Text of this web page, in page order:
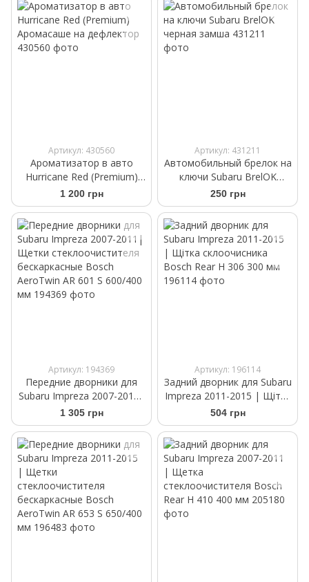
Артикул: 430560
Ароматизатор в авто
Hurricane Red (Premium)
Аромасаше на дефлектор
1 200 грн
Артикул: 431211
Автомобильный брелок на
ключи Subaru BrelOK
черная замша
250 грн
Артикул: 194369
Передние дворники для
Subaru Impreza 2007-2011|
Щетки стеклоочистителя
бескаркасные Bosch
AeroTwin AR 601 S 600/400
мм
1 305 грн
Артикул: 196114
Задний дворник для Subaru
Impreza 2011-2015 | Щітка
склоочисника Bosch Rear
H 306 300 мм
504 грн